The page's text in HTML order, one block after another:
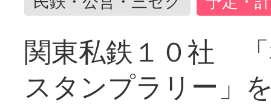
関東私鉄１０社
スタンプラリー」